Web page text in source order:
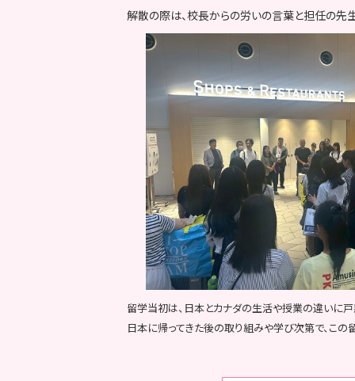
解散の際は、校長からの労いの言葉と担任の先
留学当初は、日本とカナダの生活や授業の違いに
日本に帰ってきた後の取り組みや学び次第で、こ